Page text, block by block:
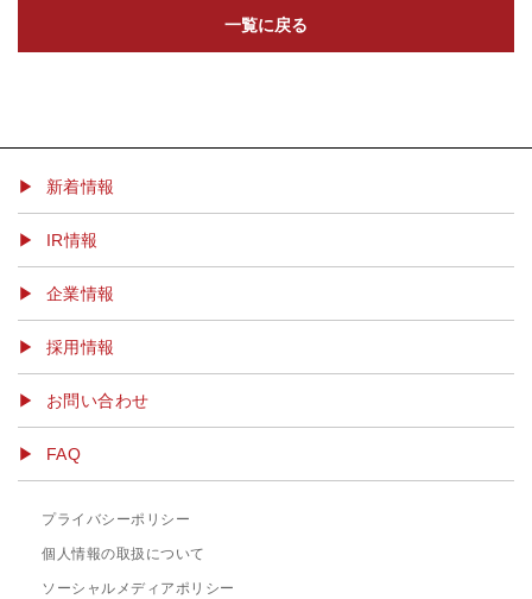
一覧に戻る
▶ 新着情報
IR情報
企業情報
採用情報
お問い合わせ
FAQ
プライバシーポリシー
個人情報の取扱について
ソーシャルメディアポリシー